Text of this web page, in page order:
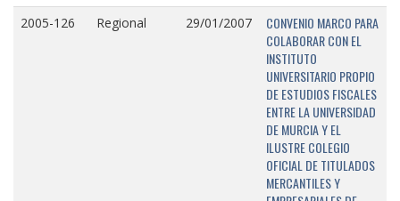
2005-126 Regional 29/01/2007
CONVENIO MARCO PARA
COLABORAR CON EL
INSTITUTO
UNIVERSITARIO PROPIO
DE ESTUDIOS FISCALES
ENTRE LA UNIVERSIDAD
DE MURCIA Y EL
ILUSTRE COLEGIO
OFICIAL DE TITULADOS
MERCANTILES Y